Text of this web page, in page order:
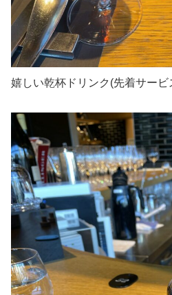
嬉しい乾杯ドリンク(先着サー